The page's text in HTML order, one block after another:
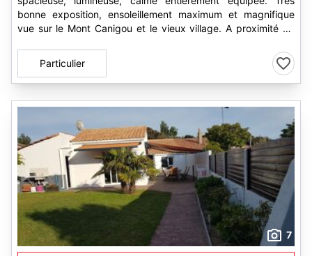
bonne exposition, ensoleillement maximum et magnifique
vue sur le Mont Canigou et le vieux village. A proximité du
Particulier
7